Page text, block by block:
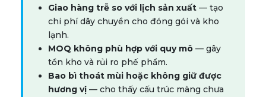
Giao hàng trễ so với lịch sản xuất — tạo
chi phí dây chuyền cho đóng gói và kho
lạnh.
MOQ không phù hợp với quy mô — gây
tồn kho và rủi ro phế phẩm.
Bao bì thoát mùi hoặc không giữ được
hương vị — cho thấy cấu trúc màng chưa